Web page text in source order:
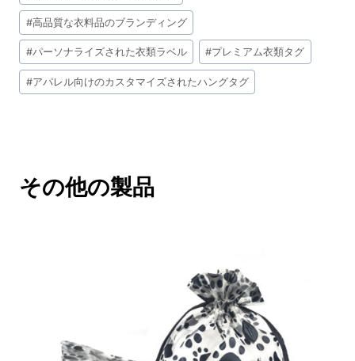
#高品質な衣料品のブランディング
#パーソナライズされた衣類ラベル #プレミアム衣類タグ
#アパレル向けのカスタマイズされたハングタグ
その他の製品